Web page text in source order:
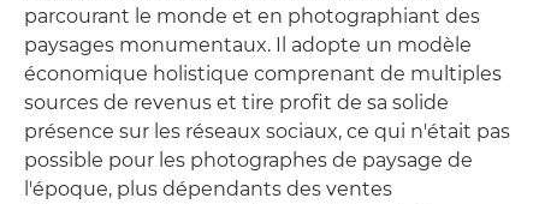
parcourant le monde et en photographiant des
paysages monumentaux. Il adopte un modèle
économique holistique comprenant de multiples
sources de revenus et tire profit de sa solide
présence sur les réseaux sociaux, ce qui n'était pas
possible pour les photographes de paysage de
l'époque, plus dépendants des ventes